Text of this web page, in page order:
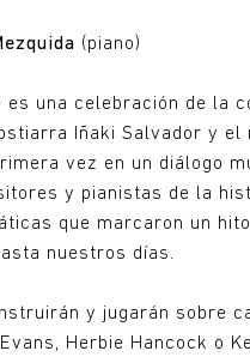
(piano)
una celebración de la
Iñaki Salvador y el
vez en un diálogo
y pianistas de la
que marcaron un
nuestros días.
y jugarán sobre
Herbie Hancock o